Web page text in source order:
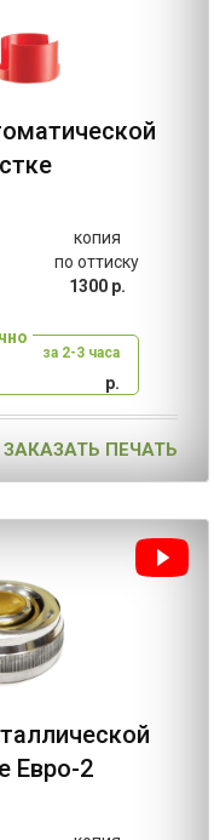
копия
по оттиску
1300 р.
за 2-3 часа
р.
ЗАКАЗАТЬ ПЕЧАТЬ
Евро-2